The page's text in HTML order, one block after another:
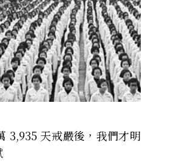
3,935 天戒嚴後，我們才明